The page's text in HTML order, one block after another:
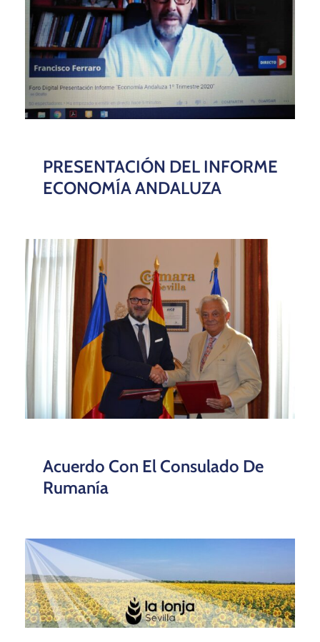
PRESENTACIÓN DEL INFORME
ECONOMÍA ANDALUZA
Acuerdo Con El Consulado De
Rumanía